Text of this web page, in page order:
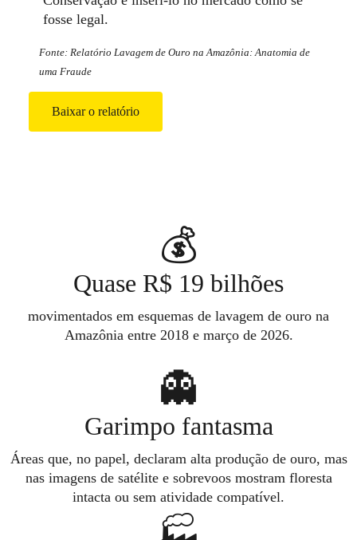
fosse legal.
Fonte: Relatório Lavagem de Ouro na Amazônia: Anatomia de
uma Fraude
Baixar o relatório
💰
Quase R$ 19 bilhões
movimentados em esquemas de lavagem de ouro na
Amazônia entre 2018 e março de 2026.
👻
Garimpo fantasma
Áreas que, no papel, declaram alta produção de ouro, mas
nas imagens de satélite e sobrevoos mostram floresta
intacta ou sem atividade compatível.